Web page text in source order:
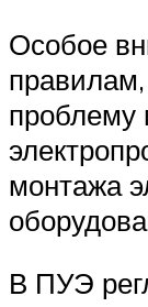
Особое
проблему
монтажа
В ПУЭ